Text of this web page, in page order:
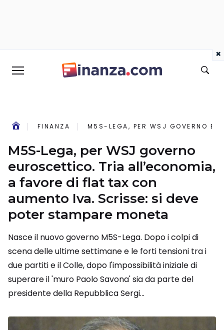
FINANZA M5S-LEGA, PER WSJ GOVERNO
M5S-Lega, per WSJ governo
euroscettico. Tria all’economia,
a favore di flat tax con
aumento Iva. Scrisse: si deve
poter stampare moneta
Nasce il nuovo governo M5S-Lega. Dopo i colpi di
scena delle ultime settimane e le forti tensioni tra i
due partiti e il Colle, dopo l'impossibilità iniziale di
superare il 'muro Paolo Savona' sia da parte del
presidente della Repubblica Sergi...
×